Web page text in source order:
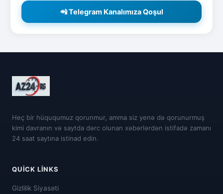
📲 Telegram Kanalımıza Qoşul
Heç bir hüququmuz qorunmur, amma siz yenə də qorunurmuş
kimi davranın və saytda dərc olunan xəbərlərdən istifadə zamanı
24 saat saytına istinad edin.
QUICK LINKS
Gizlilik Siyasəti